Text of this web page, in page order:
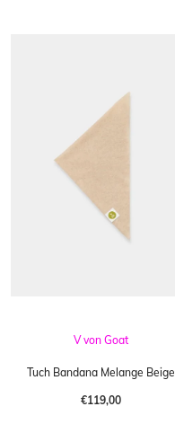
V von Goat
Tuch Bandana Melange Beige
€119,00